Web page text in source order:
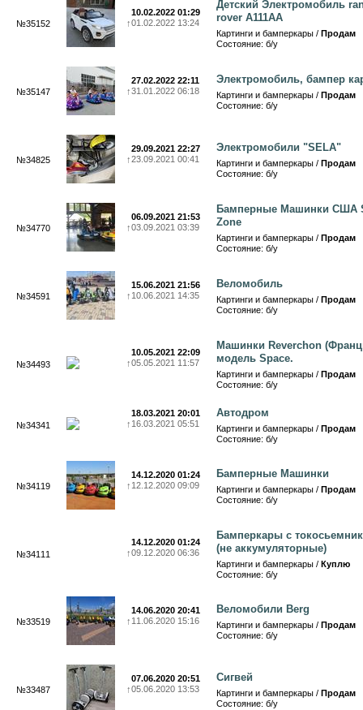
№35152
10.02.2022 01:29
↑01.02.2022 13:24
Детский Электромобиль
rover A111AA
Картинги и бамперкары / Продам
Состояние: б/у
№35147
27.02.2022 22:11
↑31.01.2022 06:18
Электромобиль, бампер
Картинги и бамперкары / Продам
Состояние: б/у
№34825
29.09.2021 22:27
↑23.09.2021 00:41
Электромобили "SELA"
Картинги и бамперкары / Продам
Состояние: б/у
№34770
06.09.2021 21:53
↑03.09.2021 03:39
Бамперные Машинки США
Zone
Картинги и бамперкары / Продам
Состояние: б/у
№34591
15.06.2021 21:56
↑ 10.06.2021 14:35
Веломобиль
Картинги и бамперкары / Продам
Состояние: б/у
№34493
10.05.2021 22:09
↑05.05.2021 11:57
Машинки Reverchon
модель Space.
Картинги и бамперкары / Продам
Состояние: б/у
№34341
18.03.2021 20:01
↑ 16.03.2021 05:51
Автодром
Картинги и бамперкары / Продам
Состояние: б/у
№34119
14.12.2020 01:24
↑ 12.12.2020 09:09
Бамперные Машинки
Картинги и бамперкары / Продам
Состояние: б/у
№34111
14.12.2020 01:24
↑09.12.2020 06:36
Бамперкары с
(не аккумуляторные)
Картинги и бамперкары / Куплю
Состояние: б/у
№33519
14.06.2020 20:41
↑ 11.06.2020 15:16
Веломобили Berg
Картинги и бамперкары / Продам
Состояние: б/у
№33487
07.06.2020 20:51
↑05.06.2020 13:53
Сигвей
Картинги и бамперкары / Продам
Состояние: б/у